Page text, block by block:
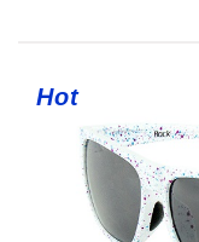
Hot